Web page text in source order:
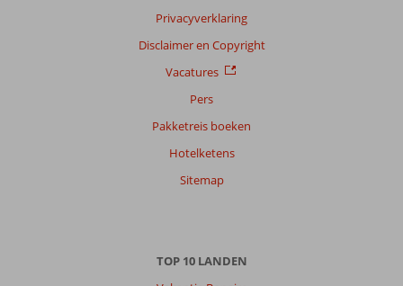
Privacyverklaring
Disclaimer en Copyright
Vacatures
Pers
Pakketreis boeken
Hotelketens
Sitemap
TOP 10 LANDEN